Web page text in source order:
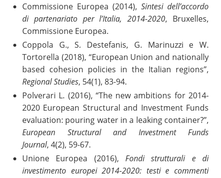
Commissione Europea (2014), Sintesi dell’accordo
di partenariato per l’Italia, 2014-2020, Bruxelles,
Commissione Europea.
Coppola G., S. Destefanis, G. Marinuzzi e W.
Tortorella (2018), “European Union and nationally
based cohesion policies in the Italian regions”,
Regional Studies, 54(1), 83-94.
Polverari L. (2016), “The new ambitions for 2014-
2020 European Structural and Investment Funds
evaluation: pouring water in a leaking container?”,
European Structural and Investment Funds
Journal, 4(2), 59-67.
Unione Europea (2016), Fondi strutturali e di
investimento europei 2014-2020: testi e commenti